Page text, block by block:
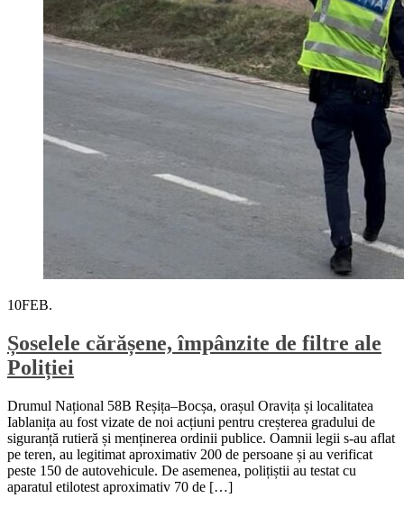
10FEB.
Șoselele cărășene, împânzite de filtre ale
Poliției
Drumul Național 58B Reșița–Bocșa, orașul Oravița și localitatea
Iablanița au fost vizate de noi acțiuni pentru creșterea gradului de
siguranță rutieră și menținerea ordinii publice. Oamnii legii s-au aflat
pe teren, au legitimat aproximativ 200 de persoane și au verificat
peste 150 de autovehicule. De asemenea, polițiștii au testat cu
aparatul etilotest aproximativ 70 de […]